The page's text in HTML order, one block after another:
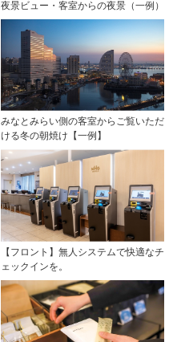
夜景ビュー・客室からの夜景（一例）
みなとみらい側の客室からご覧いただ
ける冬の朝焼け【一例】
【フロント】無人システムで快適なチ
ェックインを。